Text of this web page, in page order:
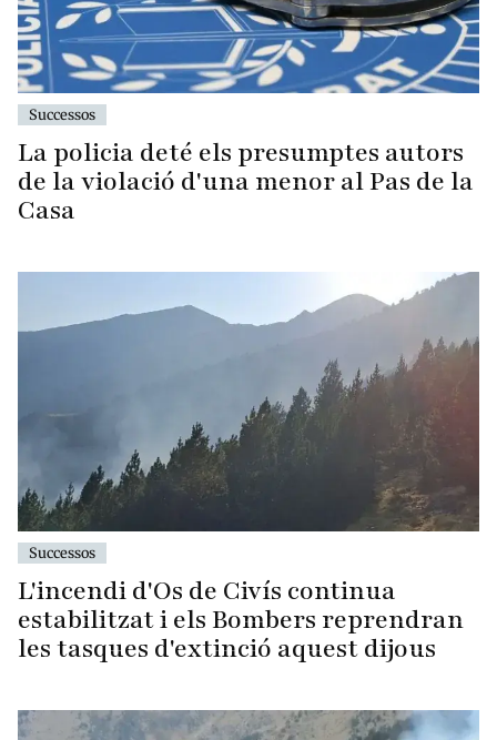
Successos
La policia deté els presumptes autors
de la violació d'una menor al Pas de la
Casa
Successos
L'incendi d'Os de Civís continua
estabilitzat i els Bombers reprendran
les tasques d'extinció aquest dijous